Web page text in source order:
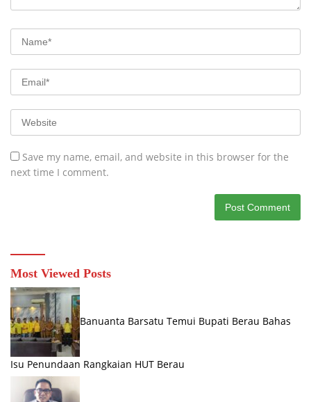
Save my name, email, and website in this browser for the
next time I comment.
Most Viewed Posts
Banuanta Barsatu Temui Bupati Berau Bahas
Isu Penundaan Rangkaian HUT Berau